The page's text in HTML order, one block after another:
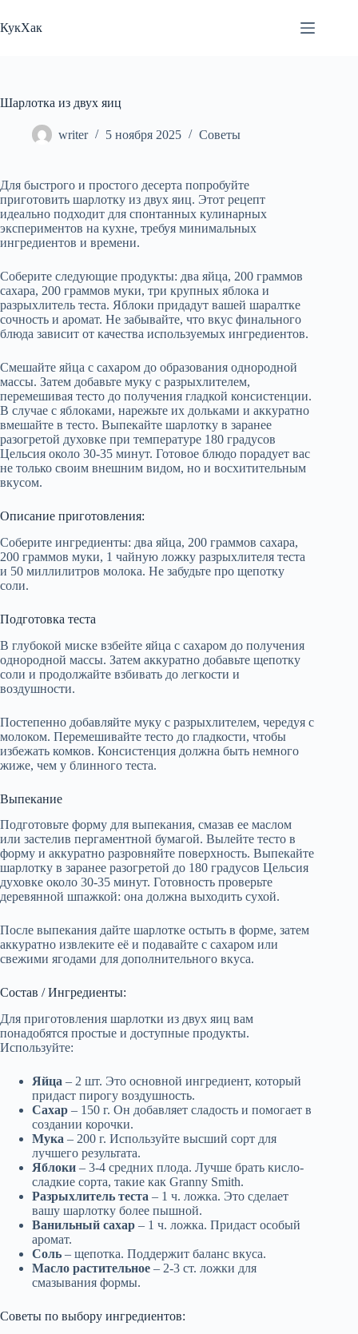
к
сути
КукХак
Шарлотка из двух яиц
writer 5 ноября 2025 Советы
Для быстрого и простого десерта попробуйте
приготовить шарлотку из двух яиц. Этот рецепт
идеально подходит для спонтанных кулинарных
экспериментов на кухне, требуя минимальных
ингредиентов и времени.
Соберите следующие продукты: два яйца, 200 граммов
сахара, 200 граммов муки, три крупных яблока и
разрыхлитель теста. Яблоки придадут вашей шаралтке
сочность и аромат. Не забывайте, что вкус финального
блюда зависит от качества используемых ингредиентов.
Смешайте яйца с сахаром до образования однородной
массы. Затем добавьте муку с разрыхлителем,
перемешивая тесто до получения гладкой консистенции.
В случае с яблоками, нарежьте их дольками и аккуратно
вмешайте в тесто. Выпекайте шарлотку в заранее
разогретой духовке при температуре 180 градусов
Цельсия около 30-35 минут. Готовое блюдо порадует вас
не только своим внешним видом, но и восхитительным
вкусом.
Описание приготовления:
Соберите ингредиенты: два яйца, 200 граммов сахара,
200 граммов муки, 1 чайную ложку разрыхлителя теста
и 50 миллилитров молока. Не забудьте про щепотку
соли.
Подготовка теста
В глубокой миске взбейте яйца с сахаром до получения
однородной массы. Затем аккуратно добавьте щепотку
соли и продолжайте взбивать до легкости и
воздушности.
Постепенно добавляйте муку с разрыхлителем, чередуя с
молоком. Перемешивайте тесто до гладкости, чтобы
избежать комков. Консистенция должна быть немного
жиже, чем у блинного теста.
Выпекание
Подготовьте форму для выпекания, смазав ее маслом
или застелив пергаментной бумагой. Вылейте тесто в
форму и аккуратно разровняйте поверхность. Выпекайте
шарлотку в заранее разогретой до 180 градусов Цельсия
духовке около 30-35 минут. Готовность проверьте
деревянной шпажкой: она должна выходить сухой.
После выпекания дайте шарлотке остыть в форме, затем
аккуратно извлеките её и подавайте с сахаром или
свежими ягодами для дополнительного вкуса.
Состав / Ингредиенты:
Для приготовления шарлотки из двух яиц вам
понадобятся простые и доступные продукты.
Используйте:
Яйца – 2 шт. Это основной ингредиент, который
придаст пирогу воздушность.
Сахар – 150 г. Он добавляет сладость и помогает в
создании корочки.
Мука – 200 г. Используйте высший сорт для
лучшего результата.
Яблоки – 3-4 средних плода. Лучше брать кисло-
сладкие сорта, такие как Granny Smith.
Разрыхлитель теста – 1 ч. ложка. Это сделает
вашу шарлотку более пышной.
Ванильный сахар – 1 ч. ложка. Придаст особый
аромат.
Соль – щепотка. Поддержит баланс вкуса.
Масло растительное – 2-3 ст. ложки для
смазывания формы.
Советы по выбору ингредиентов: